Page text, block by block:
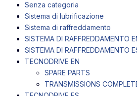
Senza categoria
Sistema di lubrificazione
Sistema di raffreddamento
SISTEMA DI RAFFREDDAMENTO
SISTEMA DI RAFFREDDAMENTO
TECNODRIVE EN
SPARE PARTS
TRANSMISSIONS